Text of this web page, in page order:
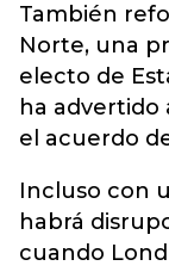
También
Norte, una
electo de
ha
el acuerdo
Incluso con
habrá
cuando